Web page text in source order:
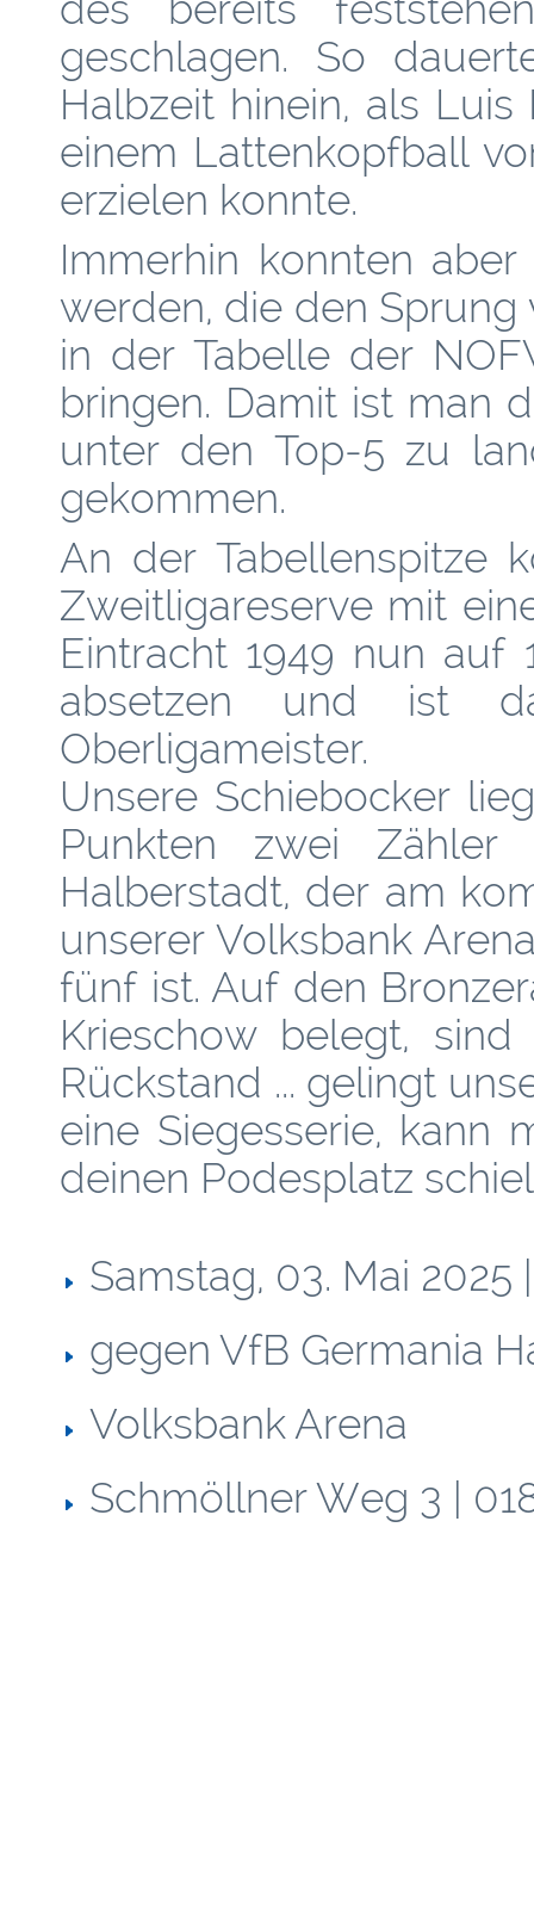
geschlagen. So
Halbzeit hinein, als
einem Lattenkopfball
erzielen konnte.
Immerhin konnten
werden, die den Sprung
in der Tabelle der
bringen. Damit ist man
unter den Top-5 zu
gekommen.
An der Tabellenspitze
Zweitligareserve mit
Eintracht 1949 nun auf
absetzen und ist
Oberligameister.
Unsere Schiebocker
Punkten zwei
Halberstadt, der am
unserer Volksbank
fünf ist. Auf den
Krieschow belegt,
Rückstand ... gelingt
eine Siegesserie, kann
deinen Podesplatz
Samstag, 03. Mai 2025
gegen VfB Germania
Volksbank Arena
Schmöllner Weg 3 |